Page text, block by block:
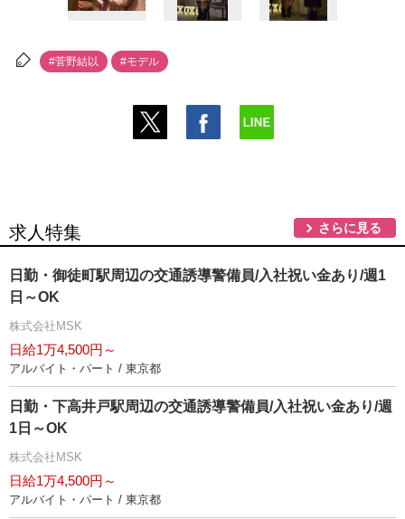
#菅野結以 #モデル
求人特集 さらに見る
日勤・御徒町駅周辺の交通誘導警備員/入社祝い金あり/週1
日～OK
株式会社MSK
日給1万4,500円～
アルバイト・パート / 東京都
日勤・下高井戸駅周辺の交通誘導警備員/入社祝い金あり/週
1日～OK
株式会社MSK
日給1万4,500円～
アルバイト・パート / 東京都